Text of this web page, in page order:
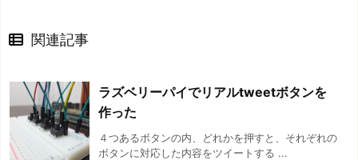
関連記事
ラズベリーパイでリアルtweetボタンを
作った
４つあるボタンの内、どれかを押すと、それぞれの
ボタンに対応した内容をツイートする ...